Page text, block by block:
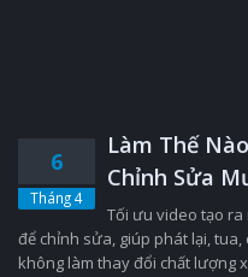
6
Tháng 4
Làm Thế
Chỉnh Sửa
Tối ưu video tạo
để chỉnh sửa, giúp phát lại,
không làm thay đổi chất lượng